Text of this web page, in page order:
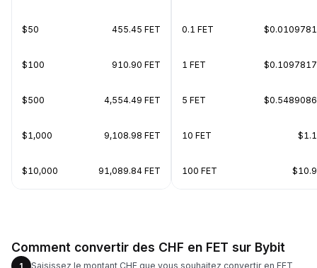
$50 455.45 FET
$100 910.90 FET
$500 4,554.49 FET
$1,000 9,108.98 FET
$10,000 91,089.84 FET
0.1 FET
1 FET
5 FET
10 FET
100 FET
Comment convertir des CHF en FET sur Bybit
1 Saisissez le montant CHF que vous souhaitez convertir en FET